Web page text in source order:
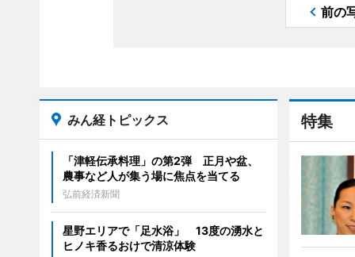
前の
特集
みん経トピックス
「津軽伝承料理」の第2弾 正月や盆、
農事など人が集う場に焦点を当てる
弘前経済新聞
星野エリアで「足水浴」 13度の湧水と
ヒノキ香るおけで清涼体験